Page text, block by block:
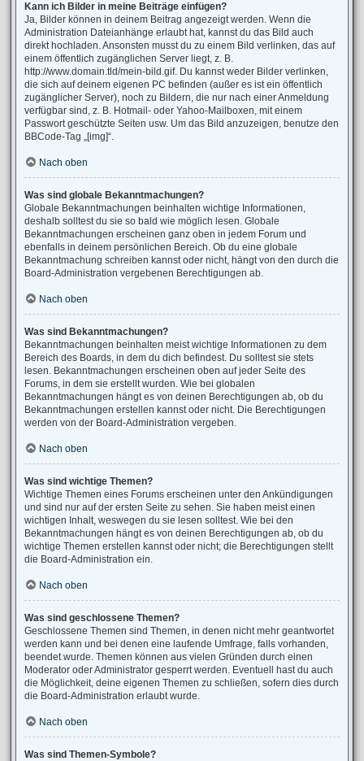
Kann ich Bilder in meine Beiträge einfügen?
Ja, Bilder können in deinem Beitrag angezeigt werden. Wenn die
Administration Dateianhänge erlaubt hat, kannst du das Bild auch
direkt hochladen. Ansonsten musst du zu einem Bild verlinken, das auf
einem öffentlich zugänglichen Server liegt, z. B.
http://www.domain.tld/mein-bild.gif. Du kannst weder Bilder verlinken,
die sich auf deinem eigenen PC befinden (außer es ist ein öffentlich
zugänglicher Server), noch zu Bildern, die nur nach einer Anmeldung
verfügbar sind, z. B. Hotmail- oder Yahoo-Mailboxen, mit einem
Passwort geschützte Seiten usw. Um das Bild anzuzeigen, benutze den
BBCode-Tag „[img]“.
Nach oben
Was sind globale Bekanntmachungen?
Globale Bekanntmachungen beinhalten wichtige Informationen,
deshalb solltest du sie so bald wie möglich lesen. Globale
Bekanntmachungen erscheinen ganz oben in jedem Forum und
ebenfalls in deinem persönlichen Bereich. Ob du eine globale
Bekanntmachung schreiben kannst oder nicht, hängt von den durch die
Board-Administration vergebenen Berechtigungen ab.
Nach oben
Was sind Bekanntmachungen?
Bekanntmachungen beinhalten meist wichtige Informationen zu dem
Bereich des Boards, in dem du dich befindest. Du solltest sie stets
lesen. Bekanntmachungen erscheinen oben auf jeder Seite des
Forums, in dem sie erstellt wurden. Wie bei globalen
Bekanntmachungen hängt es von deinen Berechtigungen ab, ob du
Bekanntmachungen erstellen kannst oder nicht. Die Berechtigungen
werden von der Board-Administration vergeben.
Nach oben
Was sind wichtige Themen?
Wichtige Themen eines Forums erscheinen unter den Ankündigungen
und sind nur auf der ersten Seite zu sehen. Sie haben meist einen
wichtigen Inhalt, weswegen du sie lesen solltest. Wie bei den
Bekanntmachungen hängt es von deinen Berechtigungen ab, ob du
wichtige Themen erstellen kannst oder nicht; die Berechtigungen stellt
die Board-Administration ein.
Nach oben
Was sind geschlossene Themen?
Geschlossene Themen sind Themen, in denen nicht mehr geantwortet
werden kann und bei denen eine laufende Umfrage, falls vorhanden,
beendet wurde. Themen können aus vielen Gründen durch einen
Moderator oder Administrator gesperrt werden. Eventuell hast du auch
die Möglichkeit, deine eigenen Themen zu schließen, sofern dies durch
die Board-Administration erlaubt wurde.
Nach oben
Was sind Themen-Symbole?